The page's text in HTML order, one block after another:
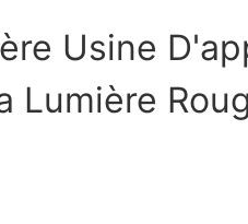
Usine
Lumière